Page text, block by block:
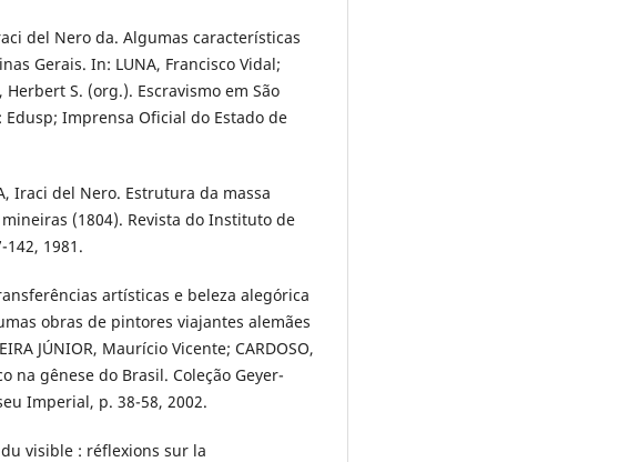
del Nero da. Algumas características
Gerais. In: LUNA, Francisco Vidal;
Herbert S. (org.). Escravismo em São
Edusp; Imprensa Oficial do Estado de
Iraci del Nero. Estrutura da massa
(1804). Revista do Instituto de
142, 1981.
artísticas e beleza alegórica
obras de pintores viajantes alemães
JÚNIOR, Maurício Vicente; CARDOSO,
na gênese do Brasil. Coleção Geyer-
Imperial, p. 38-58, 2002.
visible : réflexions sur la